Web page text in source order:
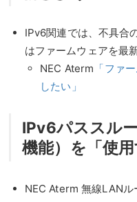
IPv6関連では、不具合
はファームウェアを最
NEC Aterm 「ファ
したい」
IPv6パススル
機能）を「使
NEC Aterm 無線LAN